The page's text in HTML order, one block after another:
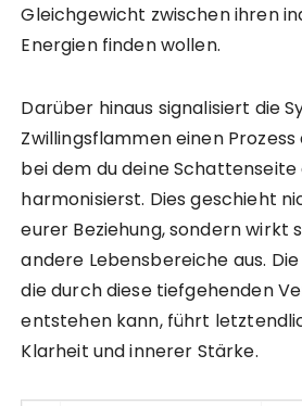
Gleichgewicht zwischen ihren
Energien finden wollen.
Darüber hinaus signalisiert die
Zwillingsflammen einen Prozess
bei dem du deine
harmonisierst. Dies geschieht
eurer Beziehung, sondern wirkt
andere Lebensbereiche aus.
die durch diese tiefgehenden
entstehen kann, führt
Klarheit und innerer Stärke.